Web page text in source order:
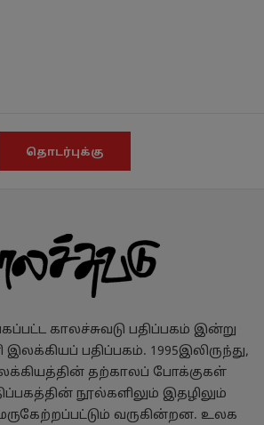
தொடர்புக்கு
காலச்சுவடு பதிப்பகம் இன்று
பதிப்பகம். 1995இலிருந்து,
தற்காலப் போக்குகள்
நூல்களிலும் இதழிலும்
வருகின்றன. உலக